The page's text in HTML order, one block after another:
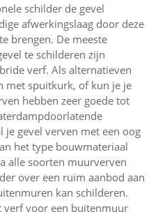
schilder de gevel
afwerkingslaag door deze
brengen. De meeste
te schilderen zijn
verf. Als alternatieven
met spuitkurk, of kun je je
hebben zeer goede tot
je gevel verven met een oog
het type bouwmateriaal
alle soorten muurverven
over een ruim aanbod aan
kan schilderen.
verf voor een buitenmuur